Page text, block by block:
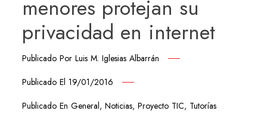
menores protejan su
privacidad en internet
Publicado PorLuis M. Iglesias Albarrán
Publicado El19/01/2016
Publicado EnGeneral,Noticias,Proyecto TIC, Tutorías